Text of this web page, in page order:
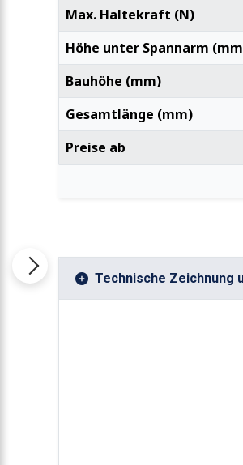
Max. Haltekraft (N)
Höhe unter Spannarm
Bauhöhe (mm)
Gesamtlänge (mm)
Preise ab
Technische Zeichnung